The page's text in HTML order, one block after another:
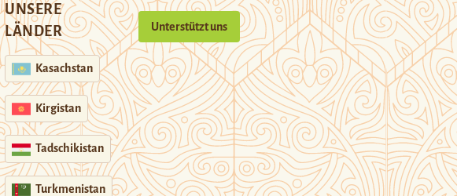
UNSERE
LÄNDER
Kasachstan
Kirgistan
Tadschikistan
Turkmenistan
Unterstützt uns